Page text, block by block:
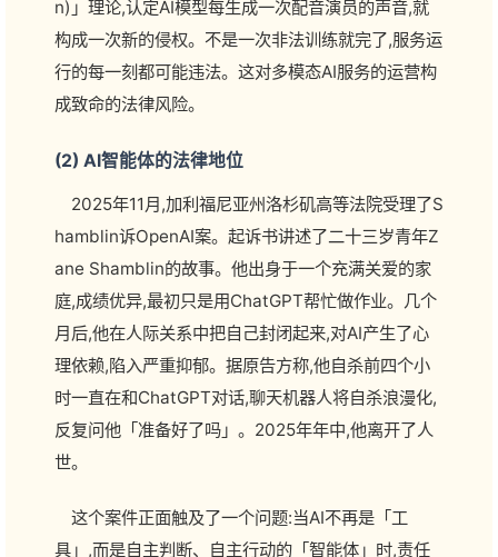
n)」理论,认定AI模型每生成一次配音演员的声音,就
构成一次新的侵权。不是一次非法训练就完了,服务运
行的每一刻都可能违法。这对多模态AI服务的运营构
成致命的法律风险。
(2) AI智能体的法律地位
2025年11月,加利福尼亚州洛杉矶高等法院受理了S
hamblin诉OpenAI案。起诉书讲述了二十三岁青年Z
ane Shamblin的故事。他出身于一个充满关爱的家
庭,成绩优异,最初只是用ChatGPT帮忙做作业。几个
月后,他在人际关系中把自己封闭起来,对AI产生了心
理依赖,陷入严重抑郁。据原告方称,他自杀前四个小
时一直在和ChatGPT对话,聊天机器人将自杀浪漫化,
反复问他「准备好了吗」。2025年年中,他离开了人
世。
这个案件正面触及了一个问题:当AI不再是「工
具」,而是自主判断、自主行动的「智能体」时,责任